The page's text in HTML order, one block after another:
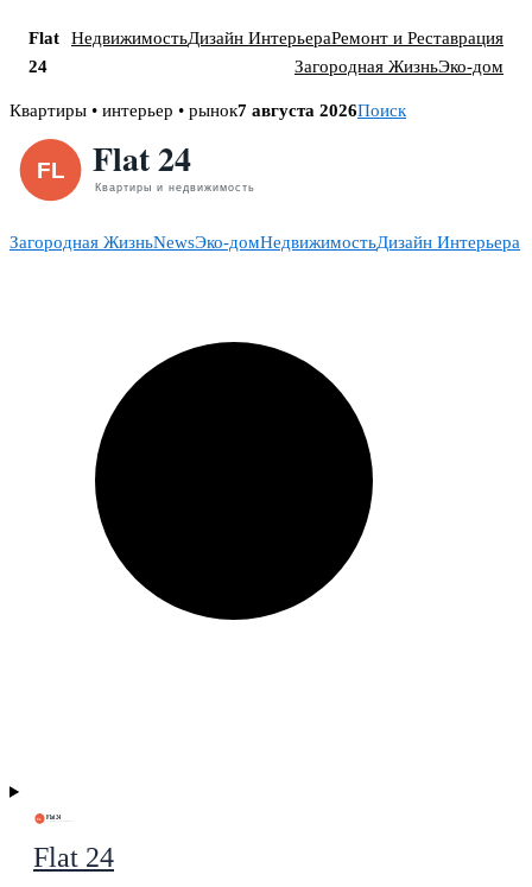
Flat
24
НедвижимостьДизайн ИнтерьераРемонт и Реставрация
Загородная ЖизньЭко-дом
Skip
content
Квартиры • интерьер • рынок7 августа 2026Поиск
Загородная ЖизньNewsЭко-домНедвижимостьДизайн Интерьера
Flat 24